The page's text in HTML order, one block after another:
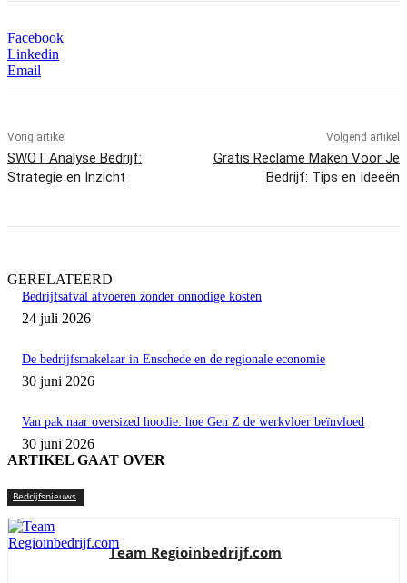
Facebook
Linkedin
Email
Vorig artikel
SWOT Analyse Bedrijf:
Strategie en Inzicht
Volgend artikel
Gratis Reclame Maken Voor Je
Bedrijf: Tips en Ideeën
GERELATEERD
Bedrijfsafval afvoeren zonder onnodige kosten
24 juli 2026
De bedrijfsmakelaar in Enschede en de regionale economie
30 juni 2026
Van pak naar oversized hoodie: hoe Gen Z de werkvloer beïnvloed
30 juni 2026
ARTIKEL GAAT OVER
Bedrijfsnieuws
Team Regioinbedrijf.com